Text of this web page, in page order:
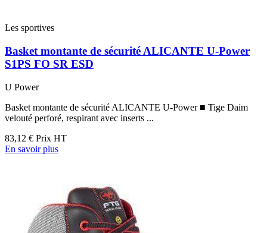
Les sportives
Basket montante de sécurité ALICANTE U-Power
S1PS FO SR ESD
U Power
Basket montante de sécurité ALICANTE U-Power ■ Tige Daim
velouté perforé, respirant avec inserts ...
83,12 € Prix HT
En savoir plus